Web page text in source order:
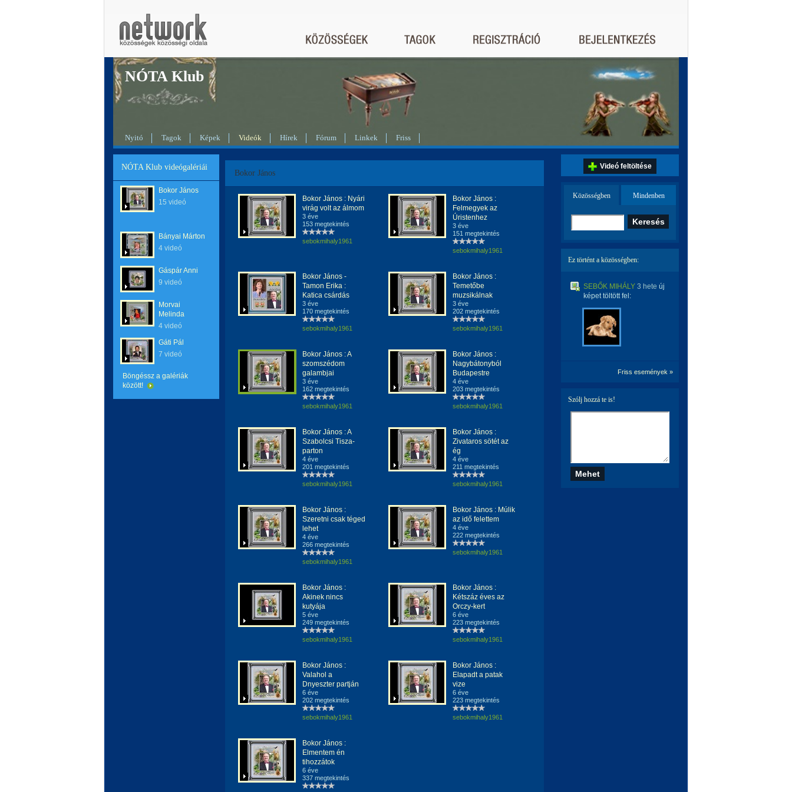
NÓTA Klub
Nyitó Tagok Képek Videók Hírek Fórum Linkek Friss
NÓTA Klub videógalériái
Bokor János
15 videó
Bányai Márton
4 videó
Gáspár Anni
9 videó
Morvai
Melinda
4 videó
Gáti Pál
7 videó
Böngéssz a galériák
között!
Bokor János
Bokor János : Nyári
virág volt az álmom
3 éve
153 megtekintés
sebokmihaly1961
Bokor János :
Felmegyek az
Úristenhez
3 éve
151 megtekintés
sebokmihaly1961
Bokor János -
Tamon Erika :
Katica csárdás
3 éve
170 megtekintés
sebokmihaly1961
Bokor János :
Temetőbe
muzsikálnak
3 éve
202 megtekintés
sebokmihaly1961
Bokor János : A
szomszédom
galambjai
3 éve
162 megtekintés
sebokmihaly1961
Bokor János :
Nagybátonyból
Budapestre
4 éve
203 megtekintés
sebokmihaly1961
Bokor János : A
Szabolcsi Tisza-
parton
4 éve
201 megtekintés
sebokmihaly1961
Bokor János :
Zivataros sötét az
ég
4 éve
211 megtekintés
sebokmihaly1961
Bokor János :
Szeretni csak téged
lehet
4 éve
266 megtekintés
sebokmihaly1961
Bokor János : Múlik
az idő felettem
4 éve
222 megtekintés
sebokmihaly1961
Bokor János :
Akinek nincs
kutyája
5 éve
249 megtekintés
sebokmihaly1961
Bokor János :
Kétszáz éves az
Orczy-kert
6 éve
223 megtekintés
sebokmihaly1961
Bokor János :
Valahol a
Dnyeszter partján
6 éve
202 megtekintés
sebokmihaly1961
Bokor János :
Elapadt a patak
vize
6 éve
223 megtekintés
sebokmihaly1961
Bokor János :
Elmentem én
tihozzátok
6 éve
337 megtekintés
Videó feltöltése
Közösségben Mindenben
Ez történt a közösségben:
SEBŐK MIHÁLY 3 hete új
képet töltött fel:
Friss események »
Szólj hozzá te is!